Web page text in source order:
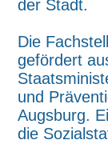
der Stadt.
Die
gefördert
und
Augsburg.
die